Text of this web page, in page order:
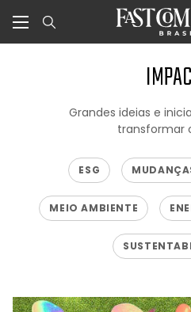
Grandes ideias e
transformar
ESG
MEIO AMBIENTE